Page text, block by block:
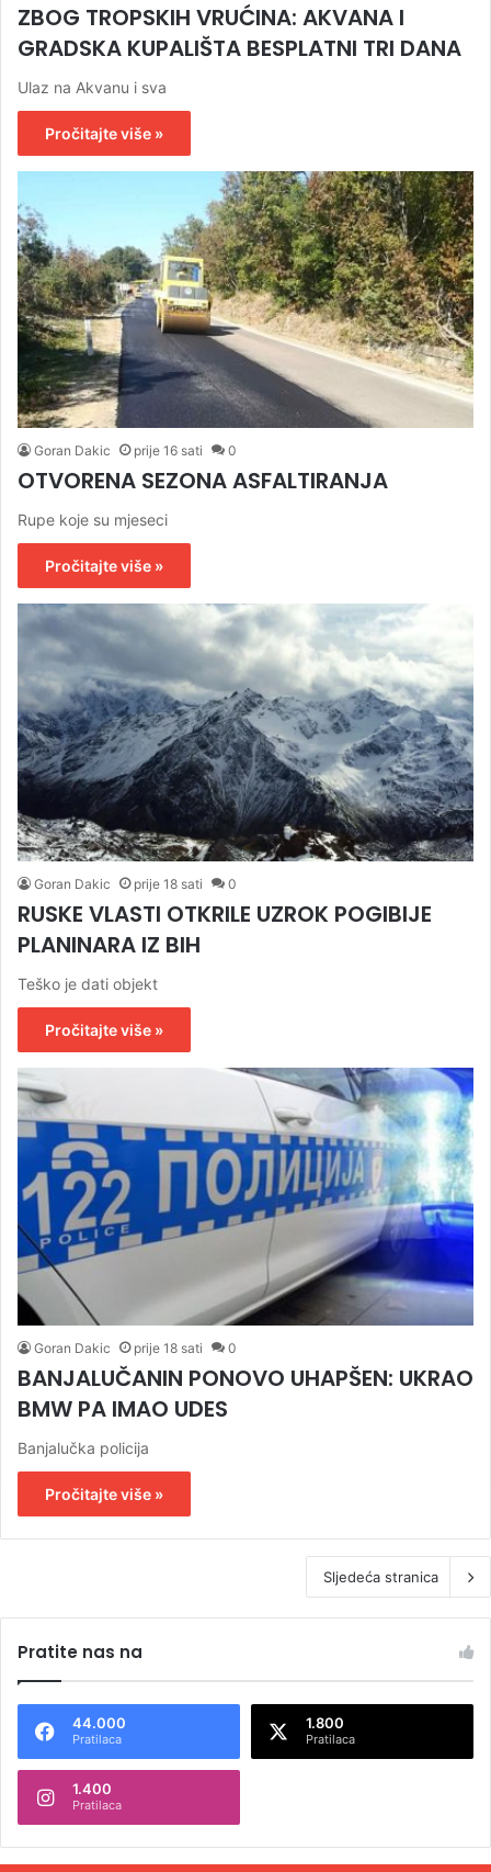
ZBOG TROPSKIH VRUĆINA: AKVANA I
GRADSKA KUPALIŠTA BESPLATNI TRI DANA
Ulaz na Akvanu i sva
Pročitajte više »
Goran Dakic prije 16 sati 0
OTVORENA SEZONA ASFALTIRANJA
Rupe koje su mjeseci
Pročitajte više »
Goran Dakic prije 18 sati 0
RUSKE VLASTI OTKRILE UZROK POGIBIJE
PLANINARA IZ BIH
Teško je dati objekt
Pročitajte više »
Goran Dakic prije 18 sati 0
BANJALUČANIN PONOVO UHAPŠEN: UKRAO
BMW PA IMAO UDES
Banjalučka policija
Pročitajte više »
Sljedeća stranica
Pratite nas na
44.000
Pratilaca
1.800
Pratilaca
1.400
Pratilaca